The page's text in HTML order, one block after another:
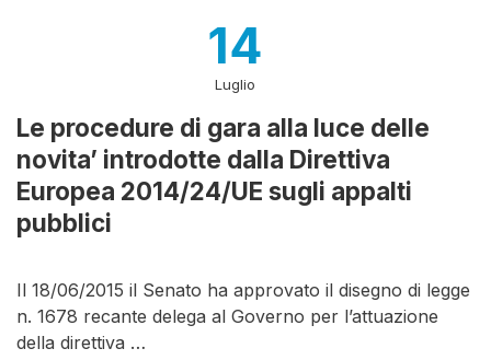
14
Luglio
Le procedure di gara alla luce delle
novita’ introdotte dalla Direttiva
Europea 2014/24/UE sugli appalti
pubblici
Il 18/06/2015 il Senato ha approvato il disegno di legge
n. 1678 recante delega al Governo per l’attuazione
della direttiva …